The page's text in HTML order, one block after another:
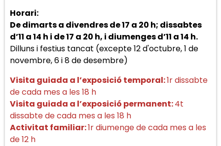
Horari:
De dimarts a divendres de 17 a 20 h; dissabtes
d’11 a 14 h i de 17 a 20 h, i diumenges d’11 a 14 h.
Dilluns i festius tancat (excepte 12 d'octubre, 1 de
novembre, 6 i 8 de desembre)
Visita guiada a l’exposició temporal:1r dissabte
de cada mes a les 18 h
Visita guiada a l’exposició permanent:4t
dissabte de cada mes a les 18 h
Activitat familiar:1r diumenge de cada mes a les
de 12 h